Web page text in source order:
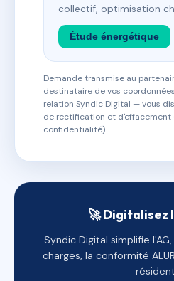
collectif, optimisation
Étude énergétique
Demande transmise au
destinataire de vos
relation Syndic Digital — vous
de rectification et d'effacement
confidentialité).
🚀 Digitalisez
Syndic Digital simplifie
charges, la conformité